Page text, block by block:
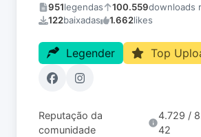
951legendas 100.559downloads
122baixadas 1.662likes
Legender Top
Reputação da
comunidade
4.729 /
42